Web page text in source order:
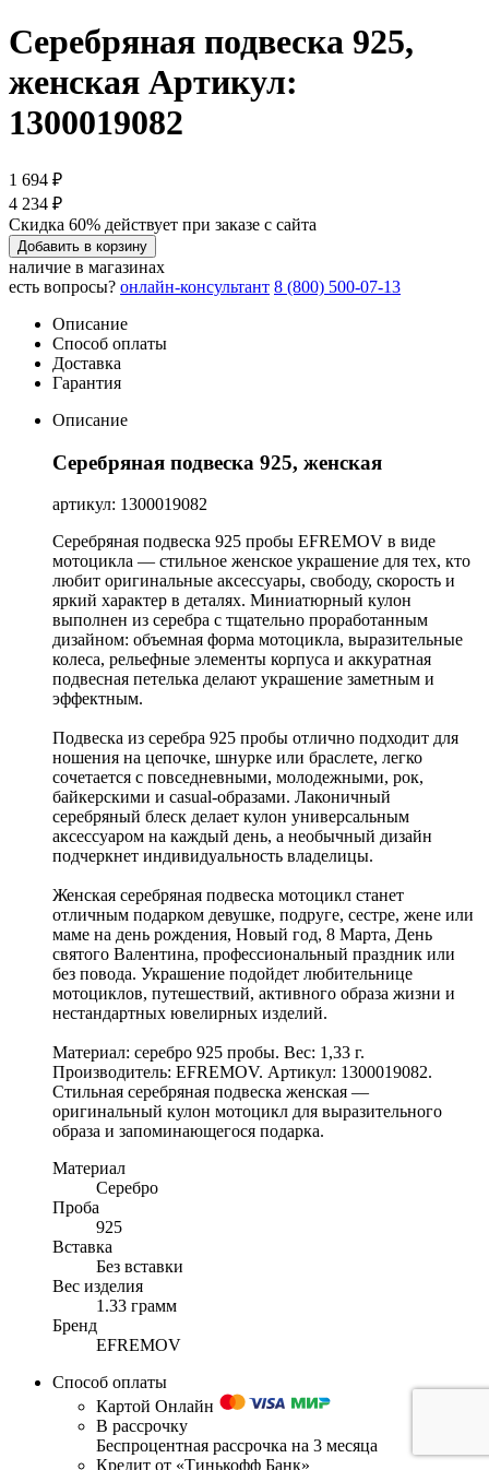
Серебряная подвеска 925,
женская Артикул:
1300019082
1 694 ₽
4 234 ₽
Скидка 60% действует при заказе с сайта
Добавить в корзину
наличие в магазинах
есть вопросы? онлайн-консультант 8 (800) 500-07-13
Описание
Способ оплаты
Доставка
Гарантия
Описание
Серебряная подвеска 925, женская
артикул: 1300019082
Серебряная подвеска 925 пробы EFREMOV в виде
мотоцикла — стильное женское украшение для тех, кто
любит оригинальные аксессуары, свободу, скорость и
яркий характер в деталях. Миниатюрный кулон
выполнен из серебра с тщательно проработанным
дизайном: объемная форма мотоцикла, выразительные
колеса, рельефные элементы корпуса и аккуратная
подвесная петелька делают украшение заметным и
эффектным.
Подвеска из серебра 925 пробы отлично подходит для
ношения на цепочке, шнурке или браслете, легко
сочетается с повседневными, молодежными, рок,
байкерскими и casual-образами. Лаконичный
серебряный блеск делает кулон универсальным
аксессуаром на каждый день, а необычный дизайн
подчеркнет индивидуальность владелицы.
Женская серебряная подвеска мотоцикл станет
отличным подарком девушке, подруге, сестре, жене или
маме на день рождения, Новый год, 8 Марта, День
святого Валентина, профессиональный праздник или
без повода. Украшение подойдет любительнице
мотоциклов, путешествий, активного образа жизни и
нестандартных ювелирных изделий.
Материал: серебро 925 пробы. Вес: 1,33 г.
Производитель: EFREMOV. Артикул: 1300019082.
Стильная серебряная подвеска женская —
оригинальный кулон мотоцикл для выразительного
образа и запоминающегося подарка.
Материал
Серебро
Проба
925
Вставка
Без вставки
Вес изделия
1.33 грамм
Бренд
EFREMOV
Способ оплаты
Картой Онлайн
В рассрочку
Беспроцентная рассрочка на 3 месяца
Кредит от «Тинькофф Банк»